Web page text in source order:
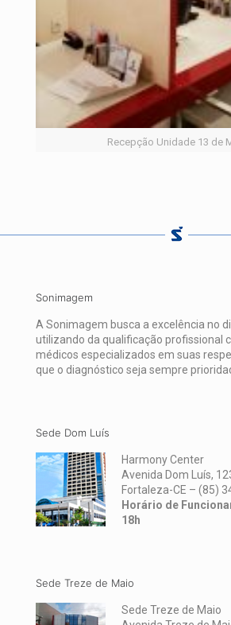
Recepção Unidade 13 de
Sonimagem
A Sonimagem busca a excelência no
utilizando da qualificação profissional
médicos especializados em suas
que o diagnóstico seja sempre
Sede Dom Luís
Harmony Center
Avenida Dom Luís,
Fortaleza-CE – (85)
Horário de
18h
Sede Treze de Maio
Sede Treze de Maio